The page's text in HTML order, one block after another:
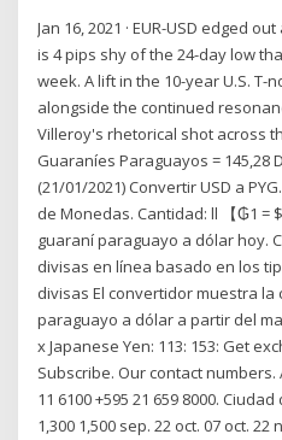
Jan 16, 2021 · EUR-USD edged
is 4 pips shy of the 24-day low
week. A lift in the 10-year U.S. T-
alongside the continued
Villeroy's rhetorical shot across
Guaraníes Paraguayos = 145,28
(21/01/2021) Convertir USD a
de Monedas. Cantidad: ll 【₲1 =
guaraní paraguayo a dólar hoy.
divisas en línea basado en los
divisas El convertidor muestra
paraguayo a dólar a partir del
x Japanese Yen: 113: 153: Get
Subscribe. Our contact numbers.
11 6100 +595 21 659 8000.
1,300 1,500 sep. 22 oct. 07 oct. 22